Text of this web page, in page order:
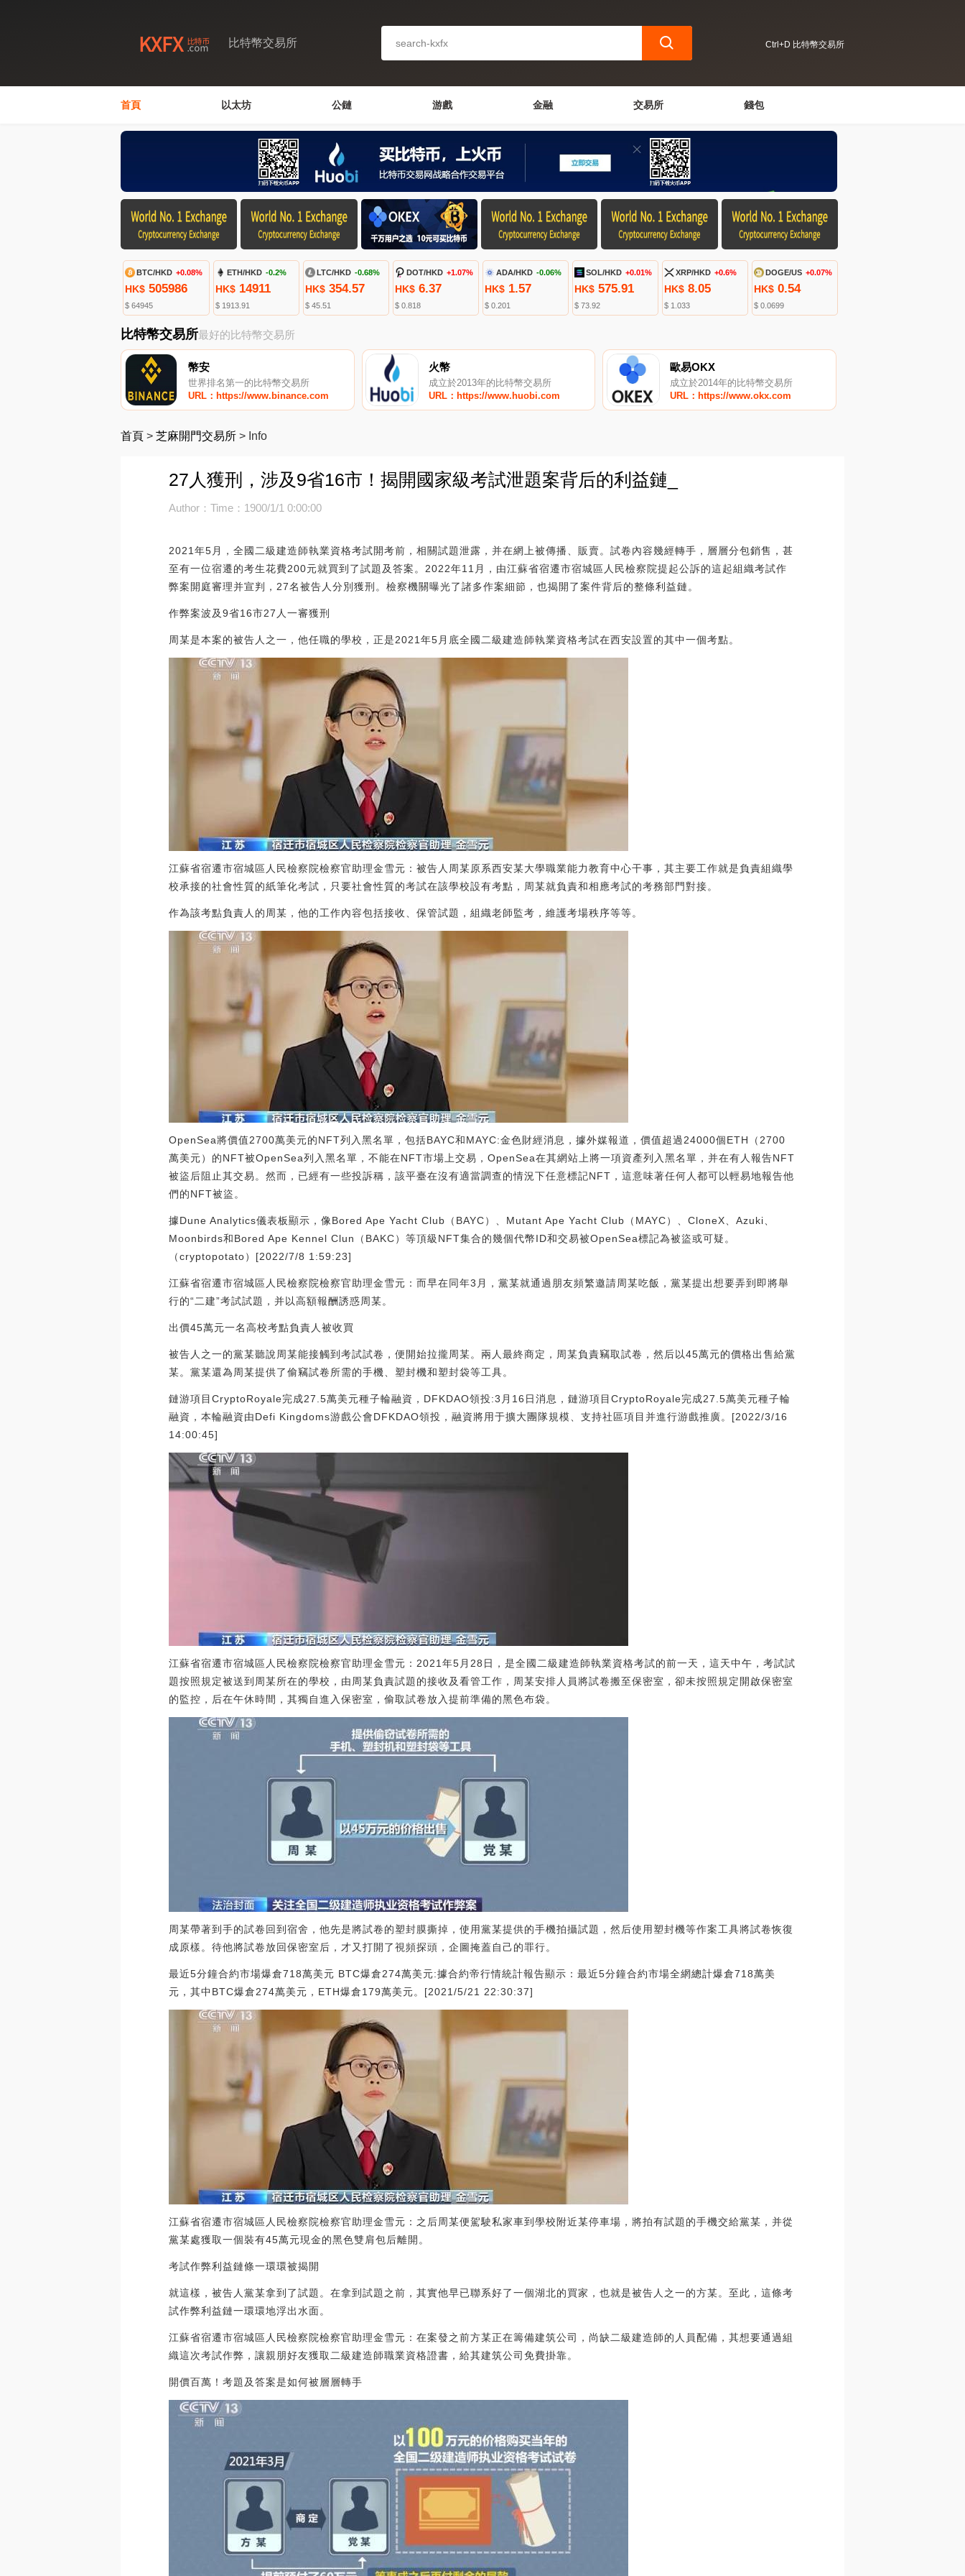
比特幣交易所 Ctrl+D 比特幣交易所
首頁 以太坊 公鏈 游戲 金融 交易所 錢包
BTC/HKD +0.08%
HK$ 505986
$ 64945
ETH/HKD -0.2%
HK$14911
$ 1913.91
LTC/HKD -0.68%
HK$354.57
$ 45.51
DOT/HKD +1.07%
HK$6.37
$ 0.818
ADA/HKD -0.06%
HK$1.57
$ 0.201
SOL/HKD +0.01%
HK$ 575.91
$ 73.92
XRP/HKD +0.6%
HK$ 8.05
$ 1.033
DOGE/US +0.07%
HK$ 0.54
$ 0.0699
比特幣交易所最好的比特幣交易所
幣安
世界排名第一的比特幣交易所
URL：https://www.binance.com
火幣
成立於2013年的比特幣交易所
URL：https://www.huobi.com
歐易OKX
成立於2014年的比特幣交易所
URL：https://www.okx.com
首頁 > 芝麻開門交易所 > Info
27人獲刑，涉及9省16市！揭開國家級考試泄題案背后的利益鏈_
Author：Time：1900/1/1 0:00:00
2021年5月，全國二級建造師執業資格考試開考前，相關試題泄露，并在網上被傳播、販賣。試卷內容幾經轉手，層層分包銷售，甚
至有一位宿遷的考生花費200元就買到了試題及答案。2022年11月，由江蘇省宿遷市宿城區人民檢察院提起公訴的這起組織考試作
弊案開庭審理并宣判，27名被告人分別獲刑。檢察機關曝光了諸多作案細節，也揭開了案件背后的整條利益鏈。
作弊案波及9省16市27人一審獲刑
周某是本案的被告人之一，他任職的學校，正是2021年5月底全國二級建造師執業資格考試在西安設置的其中一個考點。
江蘇省宿遷市宿城區人民檢察院檢察官助理金雪元：被告人周某原系西安某大學職業能力教育中心干事，其主要工作就是負責組織學
校承接的社會性質的紙筆化考試，只要社會性質的考試在該學校設有考點，周某就負責和相應考試的考務部門對接。
作為該考點負責人的周某，他的工作內容包括接收、保管試題，組織老師監考，維護考場秩序等等。
OpenSea將價值2700萬美元的NFT列入黑名單，包括BAYC和MAYC:金色財經消息，據外媒報道，價值超過24000個ETH（2700
萬美元）的NFT被OpenSea列入黑名單，不能在NFT市場上交易，OpenSea在其網站上將一項資產列入黑名單，并在有人報告NFT
被盜后阻止其交易。然而，已經有一些投訴稱，該平臺在沒有適當調查的情況下任意標記NFT，這意味著任何人都可以輕易地報告他
們的NFT被盜。
據Dune Analytics儀表板顯示，像Bored Ape Yacht Club（BAYC）、Mutant Ape Yacht Club（MAYC）、CloneX、Azuki、
Moonbirds和Bored Ape Kennel Clun（BAKC）等頂級NFT集合的幾個代幣ID和交易被OpenSea標記為被盜或可疑。
（cryptopotato）[2022/7/8 1:59:23]
江蘇省宿遷市宿城區人民檢察院檢察官助理金雪元：而早在同年3月，黨某就通過朋友頻繁邀請周某吃飯，黨某提出想要弄到即將舉
行的“二建”考試試題，并以高額報酬誘惑周某。
出價45萬元一名高校考點負責人被收買
被告人之一的黨某聽說周某能接觸到考試試卷，便開始拉攏周某。兩人最終商定，周某負責竊取試卷，然后以45萬元的價格出售給黨
某。黨某還為周某提供了偷竊試卷所需的手機、塑封機和塑封袋等工具。
鏈游項目CryptoRoyale完成27.5萬美元種子輪融資，DFKDAO領投:3月16日消息，鏈游項目CryptoRoyale完成27.5萬美元種子輪
融資，本輪融資由Defi Kingdoms游戲公會DFKDAO領投，融資將用于擴大團隊規模、支持社區項目并進行游戲推廣。[2022/3/16
14:00:45]
江蘇省宿遷市宿城區人民檢察院檢察官助理金雪元：2021年5月28日，是全國二級建造師執業資格考試的前一天，這天中午，考試試
題按照規定被送到周某所在的學校，由周某負責試題的接收及看管工作，周某安排人員將試卷搬至保密室，卻未按照規定開啟保密室
的監控，后在午休時間，其獨自進入保密室，偷取試卷放入提前準備的黑色布袋。
周某帶著到手的試卷回到宿舍，他先是將試卷的塑封膜撕掉，使用黨某提供的手機拍攝試題，然后使用塑封機等作案工具將試卷恢復
成原樣。待他將試卷放回保密室后，才又打開了視頻探頭，企圖掩蓋自己的罪行。
最近5分鐘合約市場爆倉718萬美元 BTC爆倉274萬美元:據合約帝行情統計報告顯示：最近5分鐘合約市場全網總計爆倉718萬美
元，其中BTC爆倉274萬美元，ETH爆倉179萬美元。[2021/5/21 22:30:37]
江蘇省宿遷市宿城區人民檢察院檢察官助理金雪元：之后周某便駕駛私家車到學校附近某停車場，將拍有試題的手機交給黨某，并從
黨某處獲取一個裝有45萬元現金的黑色雙肩包后離開。
考試作弊利益鏈條一環環被揭開
就這樣，被告人黨某拿到了試題。在拿到試題之前，其實他早已聯系好了一個湖北的買家，也就是被告人之一的方某。至此，這條考
試作弊利益鏈一環環地浮出水面。
江蘇省宿遷市宿城區人民檢察院檢察官助理金雪元：在案發之前方某正在籌備建筑公司，尚缺二級建造師的人員配備，其想要通過組
織這次考試作弊，讓親朋好友獲取二級建造師職業資格證書，給其建筑公司免費掛靠。
開價百萬！考題及答案是如何被層層轉手